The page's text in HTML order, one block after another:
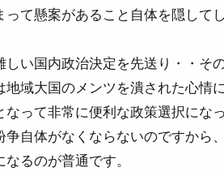
って懸案があること自体を隠して
しい国内政治決定を先送り・・そ
地域大国のメンツを潰された心情
なって非常に便利な政策選択にな
争自体がなくならないのですから
るのが普通です。